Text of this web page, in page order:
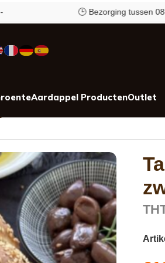
🕒 Bezorging tussen 08-14u of
Aardappel ProductenOutlet